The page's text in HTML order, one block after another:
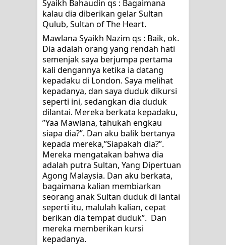
Syaikh Bahaudin qs : Bagaimana
kalau dia diberikan gelar Sultan
Qulub, Sultan of The Heart.
Mawlana Syaikh Nazim qs : Baik, ok.
Dia adalah orang yang rendah hati
semenjak saya berjumpa pertama
kali dengannya ketika ia datang
kepadaku di London. Saya melihat
kepadanya, dan saya duduk dikursi
seperti ini, sedangkan dia duduk
dilantai. Mereka berkata kepadaku,
”Yaa Mawlana, tahukah engkau
siapa dia?”. Dan aku balik bertanya
kepada mereka,”Siapakah dia?”.
Mereka mengatakan bahwa dia
adalah putra Sultan, Yang Dipertuan
Agong Malaysia. Dan aku berkata,
bagaimana kalian membiarkan
seorang anak Sultan duduk di lantai
seperti itu, malulah kalian, cepat
berikan dia tempat duduk”.  Dan
mereka memberikan kursi
kepadanya.